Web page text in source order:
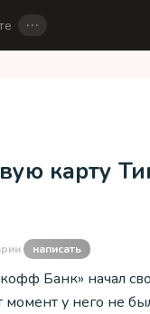
…
карту
написать
Банк» начал
момент у него не